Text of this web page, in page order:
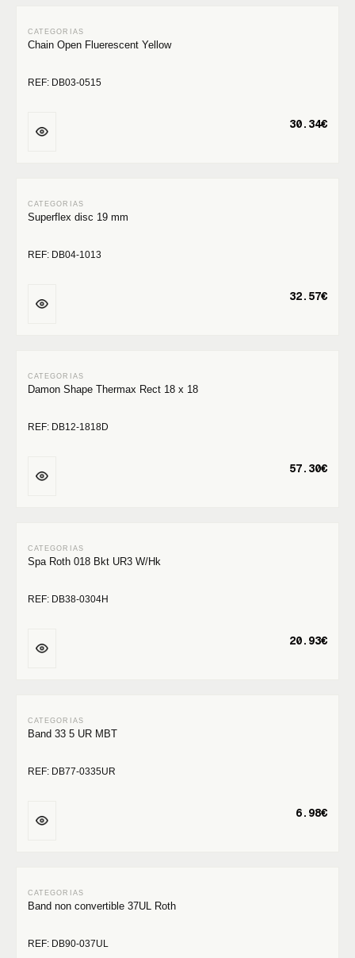
Chain Open Fluerescent Yellow
REF: DB03-0515
30.34€
Superflex disc 19 mm
REF: DB04-1013
32.57€
Damon Shape Thermax Rect 18 x 18
REF: DB12-1818D
57.30€
Spa Roth 018 Bkt UR3 W/Hk
REF: DB38-0304H
20.93€
Band 33 5 UR MBT
REF: DB77-0335UR
6.98€
Band non convertible 37UL Roth
REF: DB90-037UL